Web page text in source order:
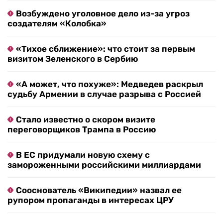
Возбуждено уголовное дело из-за угроз
создателям «Колобка»
«Тихое сближение»: что стоит за первым
визитом Зеленского в Сербию
«А может, что похуже»: Медведев раскрыл
судьбу Армении в случае разрыва с Россией
Стало известно о скором визите
переговорщиков Трампа в Россию
В ЕС придумали новую схему с
замороженными российскими миллиардами
Сооснователь «Википедии» назвал ее
рупором пропаганды в интересах ЦРУ